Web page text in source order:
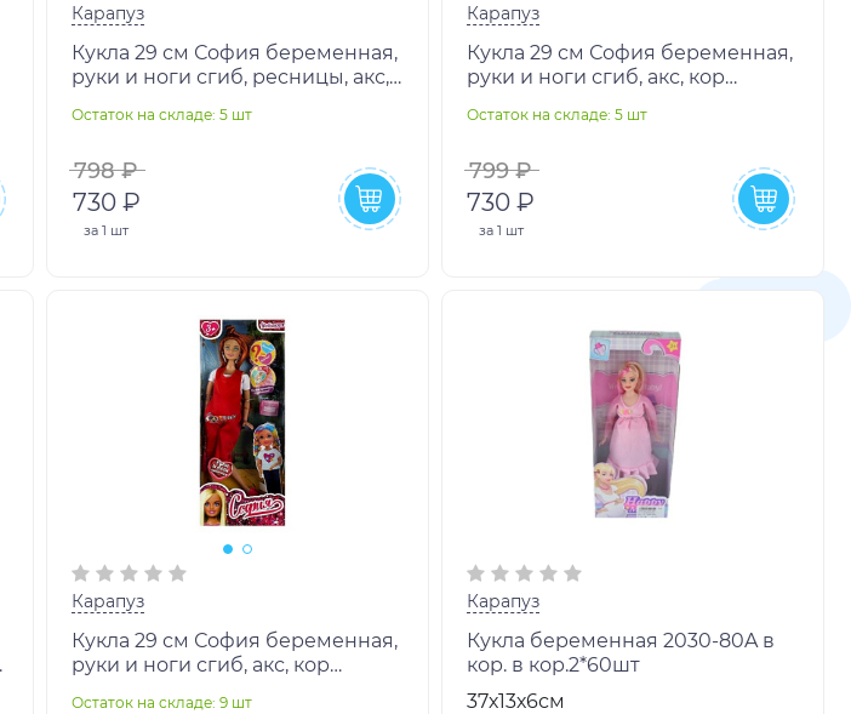
Карапуз
Кукла 29 см София беременная,
руки и ноги сгиб, ресницы, акс,
Остаток на складе: 5 шт
798 ₽
730 ₽
за1 шт
Карапуз
Кукла 29 см София беременная,
руки и ноги сгиб, акс, кор
Остаток на складе: 5 шт
799 ₽
730 ₽
за 1 шт
Карапуз
Кукла 29 см София беременная,
руки и ноги сгиб, акс, кор
Остаток на складе: 9 шт
Карапуз
Кукла беременная 2030-80A в
кор. в кор.2*60шт
37х13х6см